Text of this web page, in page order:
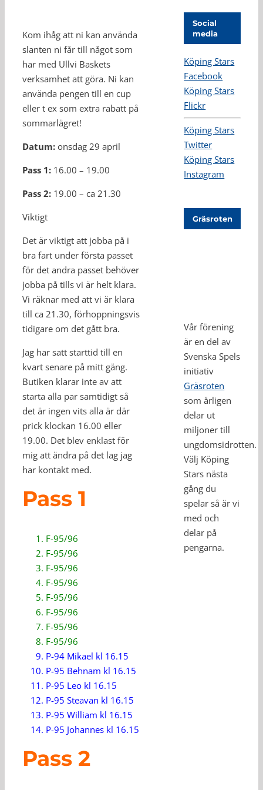
Kom ihåg att ni kan använda
slanten ni får till något som
har med Ullvi Baskets
verksamhet att göra. Ni kan
använda pengen till en cup
eller t ex som extra rabatt på
sommarlägret!
Datum: onsdag 29 april
Pass 1: 16.00 – 19.00
Pass 2: 19.00 – ca 21.30
Viktigt
Det är viktigt att jobba på i
bra fart under första passet
för det andra passet behöver
jobba på tills vi är helt klara.
Vi räknar med att vi är klara
till ca 21.30, förhoppningsvis
tidigare om det gått bra.
Jag har satt starttid till en
kvart senare på mitt gäng.
Butiken klarar inte av att
starta alla par samtidigt så
det är ingen vits alla är där
prick klockan 16.00 eller
19.00. Det blev enklast för
mig att ändra på det lag jag
har kontakt med.
Pass 1
F-95/96
F-95/96
F-95/96
F-95/96
F-95/96
F-95/96
F-95/96
F-95/96
P-94 Mikael kl 16.15
P-95 Behnam kl 16.15
P-95 Leo kl 16.15
P-95 Steavan kl 16.15
P-95 William kl 16.15
P-95 Johannes kl 16.15
Pass 2
Social
media
Köping Stars
Facebook
Köping Stars
Flickr
Köping Stars
Twitter
Köping Stars
Instagram
Gräsroten
Vår förening
är en del av
Svenska Spels
initiativ
Gräsroten
som årligen
delar ut
miljoner till
ungdomsidrotten.
Välj Köping
Stars nästa
gång du
spelar så är vi
med och
delar på
pengarna.